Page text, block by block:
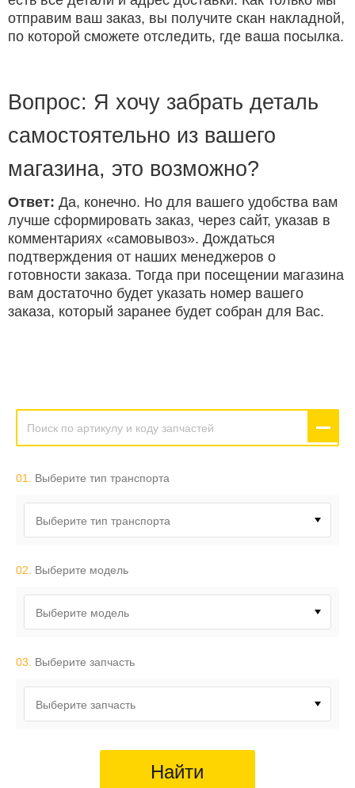
отправим ваш заказ, вы получите скан накладной,
по которой сможете отследить, где ваша посылка.
Вопрос: Я хочу забрать деталь
самостоятельно из вашего
магазина, это возможно?
Ответ: Да, конечно. Но для вашего удобства вам
лучше сформировать заказ, через сайт, указав в
комментариях «самовывоз». Дождаться
подтверждения от наших менеджеров о
готовности заказа. Тогда при посещении магазина
вам достаточно будет указать номер вашего
заказа, который заранее будет собран для Вас.
01. Выберите тип транспорта
Выберите тип транспорта
02. Выберите модель
Выберите модель
03. Выберите запчасть
Выберите запчасть
Найти